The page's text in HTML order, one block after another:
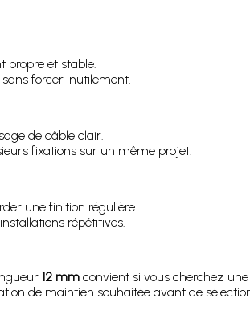
et stable.
forcer inutilement.
de câble clair.
fixations sur un même projet.
une finition régulière.
répétitives.
12 mmconvient si vous cherchez
de maintien souhaitée avant de